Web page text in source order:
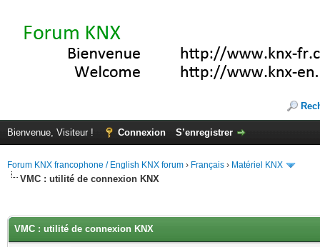
Bienvenue, Visiteur ! Connexion S’enregistrer
Forum KNX francophone / English KNX forum › Français › Matériel KNX
VMC : utilité de connexion KNX
VMC : utilité de connexion KNX